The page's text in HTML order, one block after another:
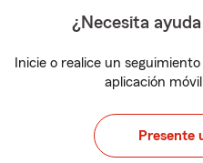
¿Necesita
Inicie o realice un
aplicación
Presente